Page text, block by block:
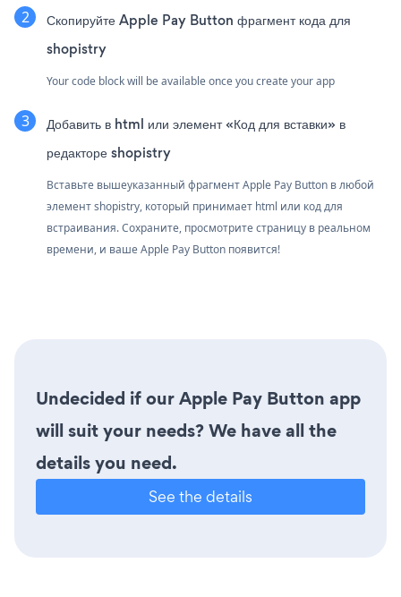
Скопируйте Apple Pay Button фрагмент кода для
shopistry
Your code block will be available once you create your app
Добавить в html или элемент «Код для вставки» в
редакторе shopistry
Вставьте вышеуказанный фрагмент Apple Pay Button в любой
элемент shopistry, который принимает html или код для
встраивания. Сохраните, просмотрите страницу в реальном
времени, и ваше Apple Pay Button появится!
Undecided if our Apple Pay Button app
will suit your needs? We have all the
details you need.
See the details